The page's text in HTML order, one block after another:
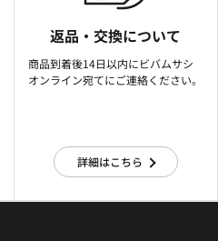
返品・交換について
商品到着後14日以内にビバムサシ
オンライン宛てにご連絡ください。
詳細はこちら